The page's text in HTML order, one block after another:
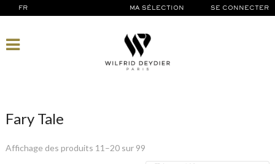
FR MA SÉLECTION SE CONNECTER
Fary Tale
Affichage des produits 11–20 sur 99